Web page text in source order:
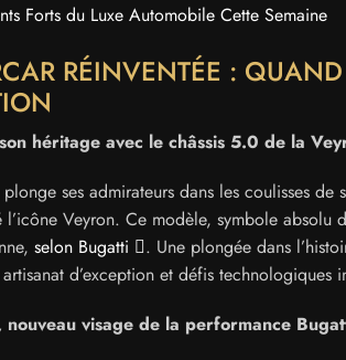
Forts du Luxe Automobile Cette Semaine
RÉINVENTÉE :
héritage avec le châssis 5.0 de la
ses admirateurs dans les coulisses
Veyron. Ce modèle, symbole absolu
selon Bugatti
. Une plongée dans
d’exception et défis technologiques
nouveau visage de la performance